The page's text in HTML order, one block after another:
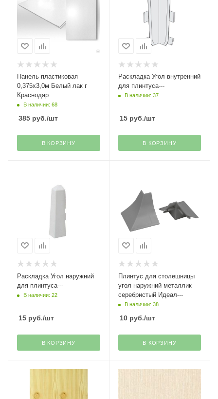
Панель пластиковая
0,375х3,0м Белый лак г
Краснодар
В наличии: 68
385 руб./шт
В КОРЗИНУ
Раскладка Угол внутренний
для плинтуса---
В наличии: 37
15руб./шт
В КОРЗИНУ
Раскладка Угол наружний
для плинтуса---
В наличии: 22
15 руб./шт
В КОРЗИНУ
Плинтус для столешницы
угол наружний металлик
серебристый Идеал---
В наличии: 38
10руб./шт
В КОРЗИНУ